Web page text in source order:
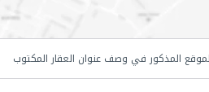
المذكور في وصف عنوان العقار المكتوب